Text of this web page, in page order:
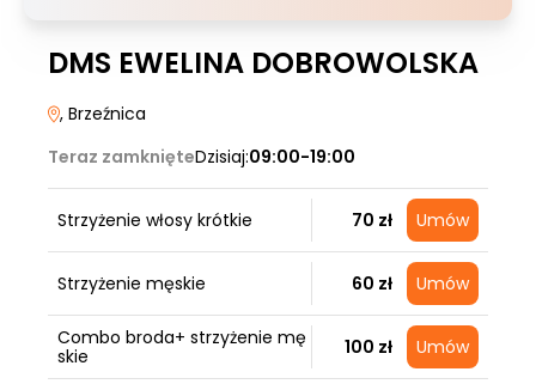
DMS EWELINA DOBROWOLSKA
, Brzeźnica
Teraz zamknięteDzisiaj:09:00-19:00
Strzyżenie włosy krótkie 70 zł Umów
Strzyżenie męskie 60 zł Umów
Combo broda+ strzyżenie mę
skie
100 zł Umów